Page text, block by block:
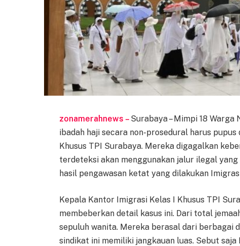
zonamerahnews – Surabaya – Mimpi 18
ibadah haji secara non-prosedural harus
Khusus TPI Surabaya. Mereka digagalkan
terdeteksi akan menggunakan jalur ilegal
hasil pengawasan ketat yang dilakukan
Kepala Kantor Imigrasi Kelas I Khusus TPI
membeberkan detail kasus ini. Dari total
sepuluh wanita. Mereka berasal dari berbagai
sindikat ini memiliki jangkauan luas. Sebut